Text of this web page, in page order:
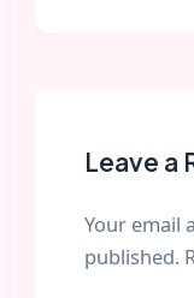
Leave a
Your email
published.